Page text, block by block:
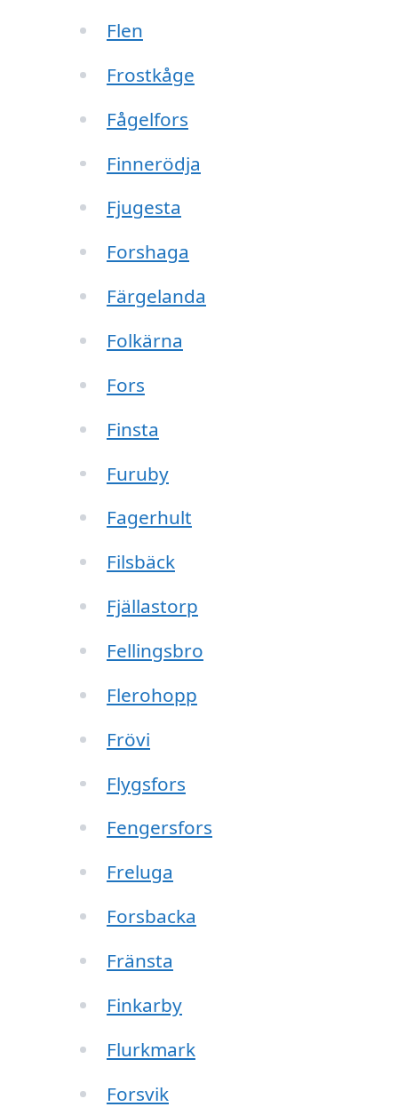
Flen
Frostkåge
Fågelfors
Finnerödja
Fjugesta
Forshaga
Färgelanda
Folkärna
Fors
Finsta
Furuby
Fagerhult
Filsbäck
Fjällastorp
Fellingsbro
Flerohopp
Frövi
Flygsfors
Fengersfors
Freluga
Forsbacka
Fränsta
Finkarby
Flurkmark
Forsvik